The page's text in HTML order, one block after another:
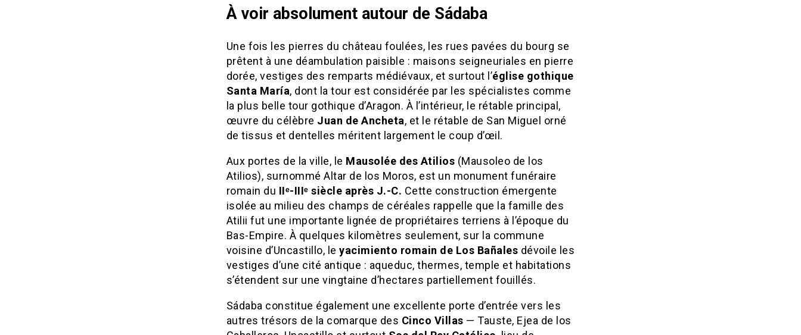
À voir absolument autour de Sádaba
Une fois les pierres du château foulées, les rues pavées du bourg se
prêtent à une déambulation paisible : maisons seigneuriales en pierre
dorée, vestiges des remparts médiévaux, et surtout l’église gothique
Santa María, dont la tour est considérée par les spécialistes comme
la plus belle tour gothique d’Aragon. À l’intérieur, le rétable principal,
œuvre du célèbre Juan de Ancheta, et le rétable de San Miguel orné
de tissus et dentelles méritent largement le coup d’œil.
Aux portes de la ville, le Mausolée des Atilios (Mausoleo de los
Atilios), surnommé Altar de los Moros, est un monument funéraire
romain du IIᵉ-IIIᵉ siècle après J.-C. Cette construction émergente
isolée au milieu des champs de céréales rappelle que la famille des
Atilii fut une importante lignée de propriétaires terriens à l’époque du
Bas-Empire. À quelques kilomètres seulement, sur la commune
voisine d’Uncastillo, le yacimiento romain de Los Bañales dévoile les
vestiges d’une cité antique : aqueduc, thermes, temple et habitations
s’étendent sur une vingtaine d’hectares partiellement fouillés.
Sádaba constitue également une excellente porte d’entrée vers les
autres trésors de la comarque des Cinco Villas — Tauste, Ejea de los